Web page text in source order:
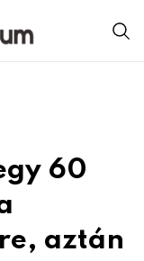
60
aztán